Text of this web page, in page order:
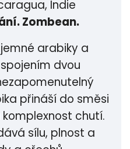
Indie
Zombean.
arabiky a
dvou
přináší do směsi
chutí.
sílu, plnost a